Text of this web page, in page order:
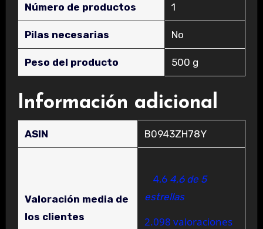
Número de productos ‎1
Pilas necesarias ‎No
Peso del producto ‎500 g
Información adicional
ASIN B0943ZH78Y
Valoración media de
los clientes
4,6 4,6 de 5
estrellas
2.098 valoraciones